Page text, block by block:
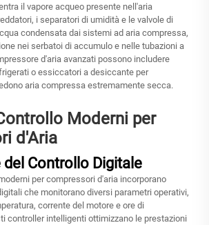
il vapore acqueo presente nell'aria
i separatori di umidità e le valvole di
condensata dai sistemi ad aria compressa,
nei serbatoi di accumulo e nelle tubazioni a
d'aria avanzati possono includere
o essiccatori a desiccante per
aria compressa estremamente secca.
Moderni per
d'Aria
del Controllo Digitale
per compressori d'aria incorporano
che monitorano diversi parametri operativi,
corrente del motore e ore di
controller intelligenti ottimizzano le prestazioni